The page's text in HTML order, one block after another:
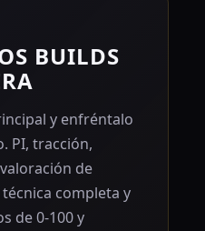
BUILDS
y enfréntalo
PI, tracción,
de
completa y
de 0-100 y